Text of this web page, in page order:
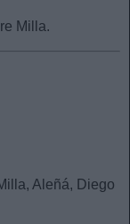
Milla.
Aleñá, Diego